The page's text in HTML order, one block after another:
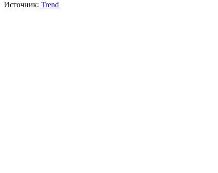
Источник: Trend